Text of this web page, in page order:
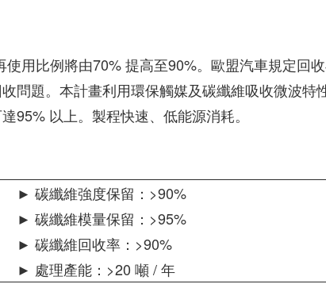
用比例將由70% 提高至90%。歐盟汽車規定回
問題。本計畫利用環保觸媒及碳纖維吸收微波特
95% 以上。製程快速、低能源消耗。
► 碳纖維強度保留：>90%
► 碳纖維模量保留：>95%
► 碳纖維回收率：>90%
► 處理產能：>20 噸 / 年